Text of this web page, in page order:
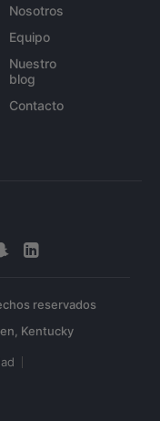
Nosotros
Equipo
Nuestro
blog
Contacto
reservados